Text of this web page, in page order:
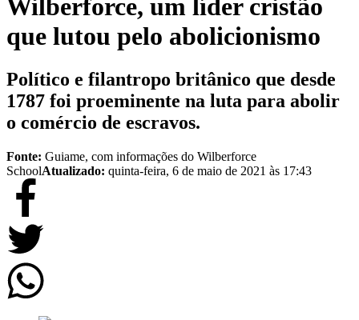
Wilberforce, um líder cristão
que lutou pelo abolicionismo
Político e filantropo britânico que desde
1787 foi proeminente na luta para abolir
o comércio de escravos.
Fonte: Guiame, com informações do Wilberforce
SchoolAtualizado: quinta-feira, 6 de maio de 2021 às 17:43